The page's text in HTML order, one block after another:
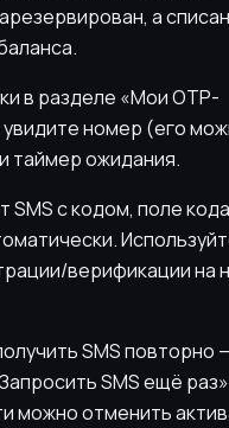
а
в разделе «Мои OTP-
увидите номер (его
таймер ожидания.
SMS с кодом, поле кода
верификации на
SMS повторно
SMS ещё
можно отменить